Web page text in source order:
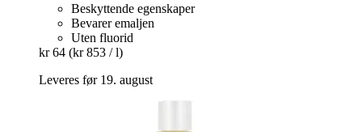
Beskyttende egenskaper
Bevarer emaljen
Uten fluorid
kr 64 (kr 853 / l)
Leveres før 19. august